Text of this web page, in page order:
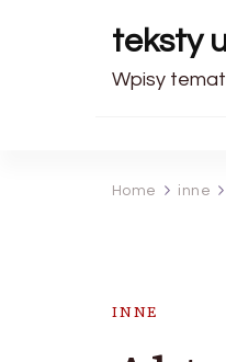
teksty
Wpisy
Home inne
INNE